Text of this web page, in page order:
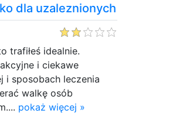
dla uzaleznionych
trafiłeś idealnie.
i ciekawe
i sposobach leczenia
walkę osób
pokaż więcej »